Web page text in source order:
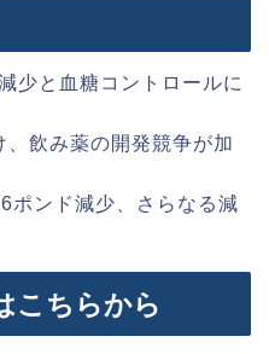
少と血糖コントロールに
飲み薬の開発競争が加
ポンド減少、さらなる減
こちらから